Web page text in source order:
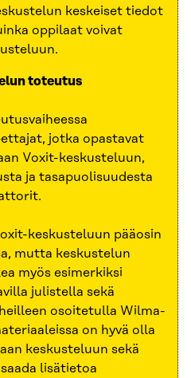
keskeiset tiedot
oppilaat voivat
toteutus
jotka opastavat
Voxit-keskusteluun,
ja tasapuolisuudesta
keskusteluun pääosin
mutta keskustelun
myös esimerkiksi
julistella sekä
osoitetulla Wilma-
on hyvä olla
keskusteluun sekä
lisätietoa